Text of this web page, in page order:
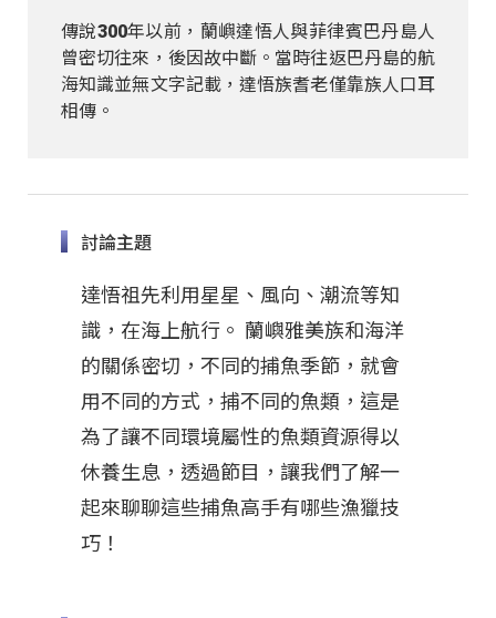
傳說300年以前，蘭嶼達悟人與菲律賓巴丹島人
曾密切往來，後因故中斷。當時往返巴丹島的航
海知識並無文字記載，達悟族耆老僅靠族人口耳
相傳。
討論主題
達悟祖先利用星星、風向、潮流等知
識，在海上航行。 蘭嶼雅美族和海洋
的關係密切，不同的捕魚季節，就會
用不同的方式，捕不同的魚類，這是
為了讓不同環境屬性的魚類資源得以
休養生息，透過節目，讓我們了解一
起來聊聊這些捕魚高手有哪些漁獵技
巧！